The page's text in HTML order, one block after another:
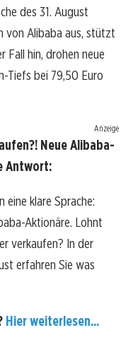
des 31. August
von Alibaba aus, stützt
Fall hin, drohen neue
Tiefs bei 79,50 Euro
Anzeige
Neue Alibaba-
Antwort:
eine klare Sprache:
Aktionäre. Lohnt
verkaufen? In der
erfahren Sie was
Hier weiterlesen...